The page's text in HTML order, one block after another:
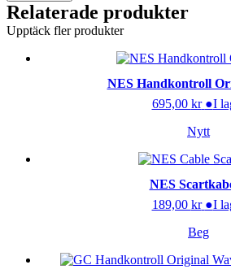
Relaterade produkter
Upptäck fler produkter
NES Handkontroll
695,00 kr ●I
Nytt
NES
189,00 kr ●I
Beg